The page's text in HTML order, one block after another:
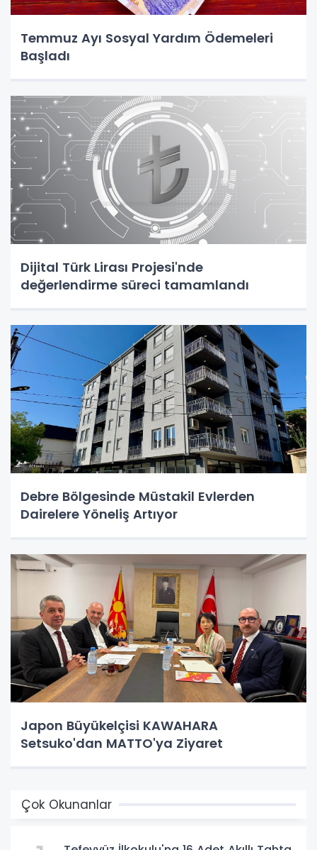
Temmuz Ayı Sosyal Yardım Ödemeleri
Başladı
Dijital Türk Lirası Projesi'nde
değerlendirme süreci tamamlandı
Debre Bölgesinde Müstakil Evlerden
Dairelere Yöneliş Artıyor
Japon Büyükelçisi KAWAHARA
Setsuko'dan MATTO'ya Ziyaret
Çok Okunanlar